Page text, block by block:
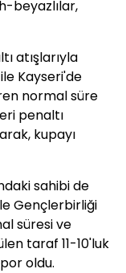
beyazlılar,
atışlarıyla
Kayseri'de
normal süre
penaltı
kupayı
sahibi de
Gençlerbirliği
süresi ve
taraf 11-10'luk
oldu.